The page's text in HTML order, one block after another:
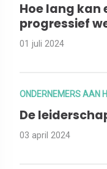
Hoe lang kan
progressief
01 juli 2024
ONDERNEMERS AAN
De
03 april 2024